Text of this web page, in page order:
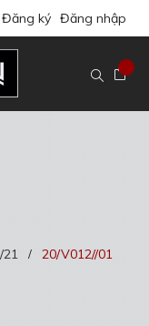
Đăng ký Đăng nhập
/ 20/V012//01